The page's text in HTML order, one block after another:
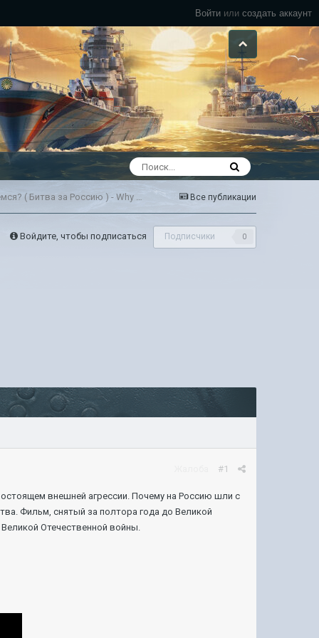
Войти или создать аккаунт
Все публикации
К Дню защитника Отечества. Почему мы сражаемся? ( Битва за Россию ) - Why we fight. США. 1943г.
Войдите, чтобы подписаться Подписчики 0
#1
внешней агрессии. Почему на Россию шли с
Фильм, снятый за полтора года до Великой
Отечественной войны.